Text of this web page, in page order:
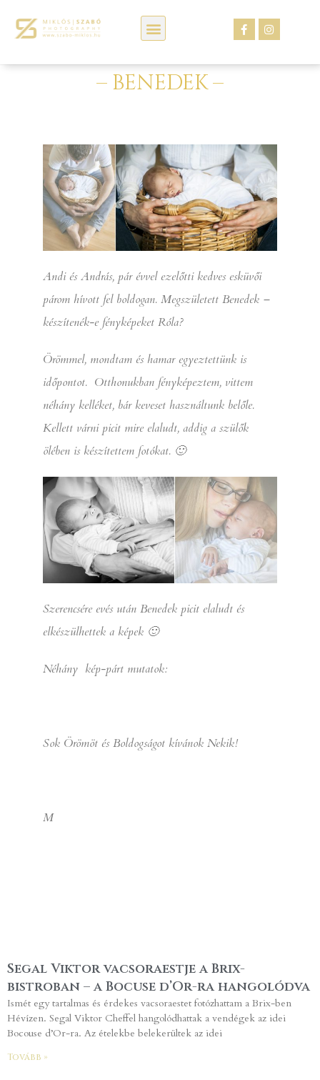
– BENEDEK –
Andi és András, pár évvel ezelőtti kedves esküvői
párom hívott fel boldogan. Megszületett Benedek –
készítenék-e fényképeket Róla?
Örömmel, mondtam és hamar egyeztettünk is
időpontot. Otthonukban fényképeztem, vittem
néhány kelléket, bár keveset használtunk belőle.
Kellett várni picit mire elaludt, addig a szülők
ölében is készítettem fotókat. 🙂
Szerencsére evés után Benedek picit elaludt és
elkészülhettek a képek 🙂
Néhány kép-párt mutatok:
Sok Örömöt és Boldogságot kívánok Nekik!
M
Segal Viktor vacsoraestje a Brix-
bistroban – a Bocuse d’Or-ra hangolódva
Ismét egy tartalmas és érdekes vacsoraestet fotózhattam a Brix-ben
Hévízen. Segal Viktor Cheffel hangolódhattak a vendégek az idei
Bocouse d’Or-ra. Az ételekbe belekerültek az idei
Tovább »